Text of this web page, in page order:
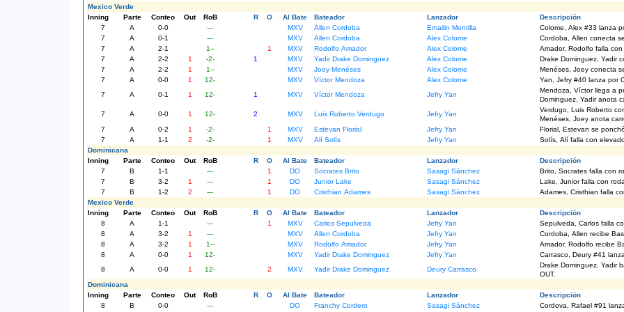
Mexico Verde
Inning
Parte Conteo Out RoB R O Al Bate Bateador Lanzador
Descripción
7
A 0-0 --- MXV Allen Cordoba Emailin Montilla
Colome, Alex #33 lanza
7
A 0-1 --- MXV Allen Cordoba Alex Colome
Cordoba, Allen conecta
7
A 2-1 1-- 1 MXV Rodolfo Amador Alex Colome
Amador, Rodolfo falla
7
A 2-2 1 -2- 1 MXV Yadir Drake Dominguez Alex Colome
Drake Dominguez, Yadir
7
A 2-2 1 1-- MXV Joey Menéses Alex Colome
Menéses, Joey conecta
7
A 0-0 1 12- MXV Víctor Mendoza Alex Colome
Yan, Jefry #40
7
A 0-1 1 12- 1 MXV Víctor Mendoza Jefry Yan
Mendoza, Víctor llega a
Dominguez, Yadir anota
7
A 0-0 1 12- 2 MXV Luis Roberto Verdugo Jefry Yan
Verdugo, Luis Roberto
Menéses, Joey anota
7
A 0-2 1 -2- 1 MXV Estevan Florial Jefry Yan
Florial, Estevan se
7
A 1-1 2 -2- 1 MXV Alí Solís Jefry Yan
Solís, Alí falla con
Dominicana
Inning
Parte Conteo Out RoB R O Al Bate Bateador Lanzador
Descripción
7
B 1-1 --- 1 DO Socrates Brito Sasagi Sánchez
Brito, Socrates falla con
7
B 3-2 1 --- 1 DO Junior Lake Sasagi Sánchez
Lake, Junior falla con
7
B 1-2 2 --- 1 DO Cristhian Adames Sasagi Sánchez
Adames, Cristhian falla
Mexico Verde
Inning
Parte Conteo Out RoB R O Al Bate Bateador Lanzador
Descripción
8
A 1-1 --- 1 MXV Carlos Sepulveda Jefry Yan
Sepulveda, Carlos falla
8
A 3-2 1 --- MXV Allen Cordoba Jefry Yan
Cordoba, Allen recibe
8
A 3-2 1 1-- MXV Rodolfo Amador Jefry Yan
Amador, Rodolfo recibe
8
A 0-0 1 12- MXV Yadir Drake Dominguez Jefry Yan
Carrasco,
8
A 0-0 1 12- 2 MXV Yadir Drake Dominguez Deury Carrasco
Drake Dominguez, Yadir
OUT.
Dominicana
Inning
Parte Conteo Out RoB R O Al Bate Bateador Lanzador
Descripción
8
B 0-0 --- DO Franchy Cordero Sasagi Sánchez Cordova, Rafael #91